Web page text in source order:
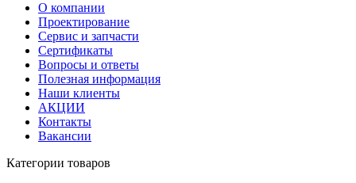
О компании
Проектирование
Сервис и запчасти
Сертификаты
Вопросы и ответы
Полезная информация
Наши клиенты
АКЦИИ
Контакты
Вакансии
Категории товаров